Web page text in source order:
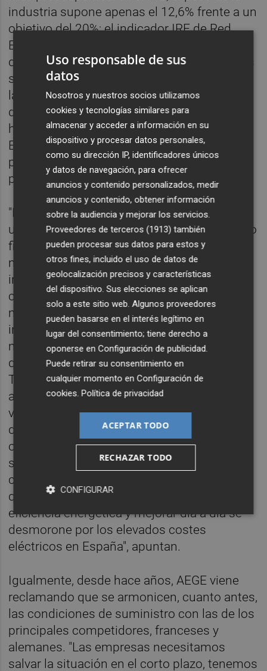
industria supone apenas el 12,6% frente a un
objetivo del 20%; el indicador IRE de Red
Eléctrica indica que hasta mayo el consumo
de la industria ha caído en 2019 un 9%. Y las
señales de alarma se multiplican: en 2018,
las industrias asociadas en AEGE
disminuyeron su consumo de electricidad
hasta los 23 TWh, 6,4 % inferior al de 2017.
En 2018 y 2019 se han anunciado cierres de
plantas, varios ERE´s y reducciones de
producción en varios sectores.
"El precio que pagan nuestras industrias es
un lastre a su competitividad. Nuestro precio
final de la electricidad es de 20 a 25 €/MWh
más caro que el que pagan las mismas
industrias en Francia y Alemania, donde sí
cuentan con una política industrial eficaz",
manifiestan desde AEGE, que señalan que la
industria electrointensiva está "en alerta
máxima", mientras espera con impaciencia
que los Ministerios de Industria, Comercio y
Turismo, y para la Transición ecológica
aprueben el Estatuto con mecanismos,
validados por la Comisión Europea, y
dotación económica suficiente para lograr el
objetivo de recortar los 20 €/MWh que
soporta la industria española frente a la
centro europea. "De esta manera se evitará
que el trabajo de tantos años para ganar en
eficiencia energética y mejorar día a día se
desmorone por los elevados costes
eléctricos en España", apuntan.
Igualmente, desde hace años, AEGE viene
reclamando que se armonicen, cuanto antes,
las condiciones de suministro con las de los
principales competidores, franceses y
alemanes. "Las empresas necesitamos
salvar la situación en el corto plazo, tenemos
Uso responsable de sus
datos
Nosotros y nuestros socios utilizamos
cookies y tecnologías similares para
almacenar y acceder a información en su
dispositivo y procesar datos personales,
como su dirección IP, identificadores únicos
y datos de navegación, para ofrecer
anuncios y contenido personalizados, medir
anuncios y contenido, obtener información
sobre la audiencia y mejorar los servicios.
Proveedores de terceros (1913) también
pueden procesar sus datos para estos y
otros fines, incluido el uso de datos de
geolocalización precisos y características
del dispositivo. Sus elecciones se aplican
solo a este sitio web. Algunos proveedores
pueden basarse en el interés legítimo en
lugar del consentimiento; tiene derecho a
oponerse enConfiguración de publicidad
Puede retirar su consentimiento en
cualquier momento enConfiguración de
cookies .Política de privacidad
ACEPTAR TODO
RECHAZAR TODO
CONFIGURAR